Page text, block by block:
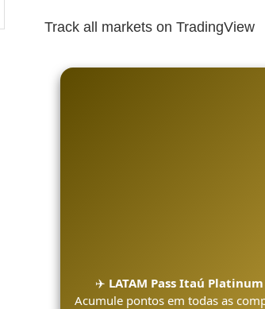
Track all markets on TradingView
✈️ LATAM Pass Itaú Platinum
Acumule pontos em todas as